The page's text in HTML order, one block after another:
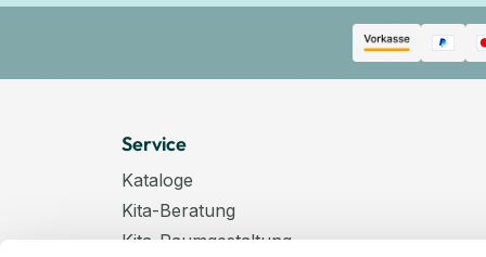
Service
Kataloge
Kita-Beratung
Kita-Raumgestaltung